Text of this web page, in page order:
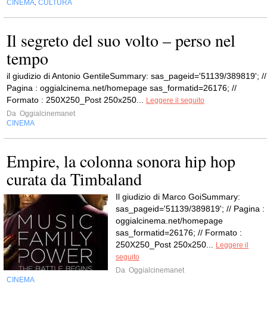
CINEMA CULTURA
Il segreto del suo volto – perso nel
tempo
il giudizio di Antonio GentileSummary: sas_pageid='51139/389819'; //
Pagina : oggialcinema.net/homepage sas_formatid=26176; //
Formato : 250X250_Post 250x250...
Leggere il seguito
Da Oggialcinemanet
CINEMA
Empire, la colonna sonora hip hop
curata da Timbaland
Il giudizio di Marco GoiSummary:
sas_pageid='51139/389819'; // Pagina :
oggialcinema.net/homepage
sas_formatid=26176; // Formato :
250X250_Post 250x250...
Leggere il
seguito
Da Oggialcinemanet
CINEMA